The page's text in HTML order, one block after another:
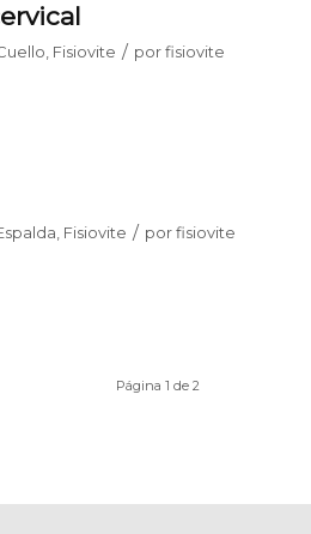
, Fisiovite / porfisiovite
Fisiovite / porfisiovite
Página 1 de 2